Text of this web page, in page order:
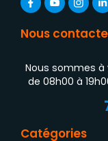
Nous
Nous sommes
de 08h00 à
Catégories